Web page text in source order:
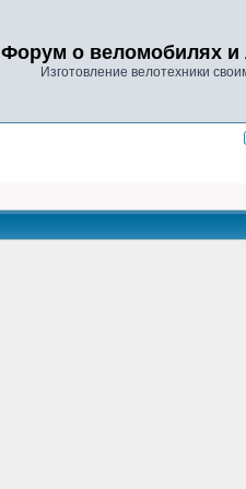
Форум о веломобилях и
Изготовление велотехники